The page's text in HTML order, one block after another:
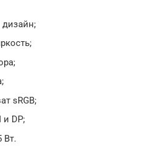
дизайн;
sRGB;
и DP;
Вт.